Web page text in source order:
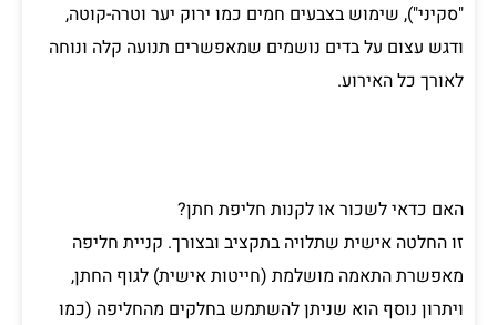
"סקיני"), שימוש בצבעים חמים כמו ירוק יער וטרה-קוטה,
ודגש עצום על בדים נושמים שמאפשרים תנועה קלה ונוחה
לאורך כל האירוע.
האם כדאי לשכור או לקנות חליפת חתן?
זו החלטה אישית שתלויה בתקציב ובצורך. קניית חליפה
מאפשרת התאמה מושלמת (חייטות אישית) לגוף החתן,
ויתרון נוסף הוא שניתן להשתמש בחלקים מהחליפה (כמו